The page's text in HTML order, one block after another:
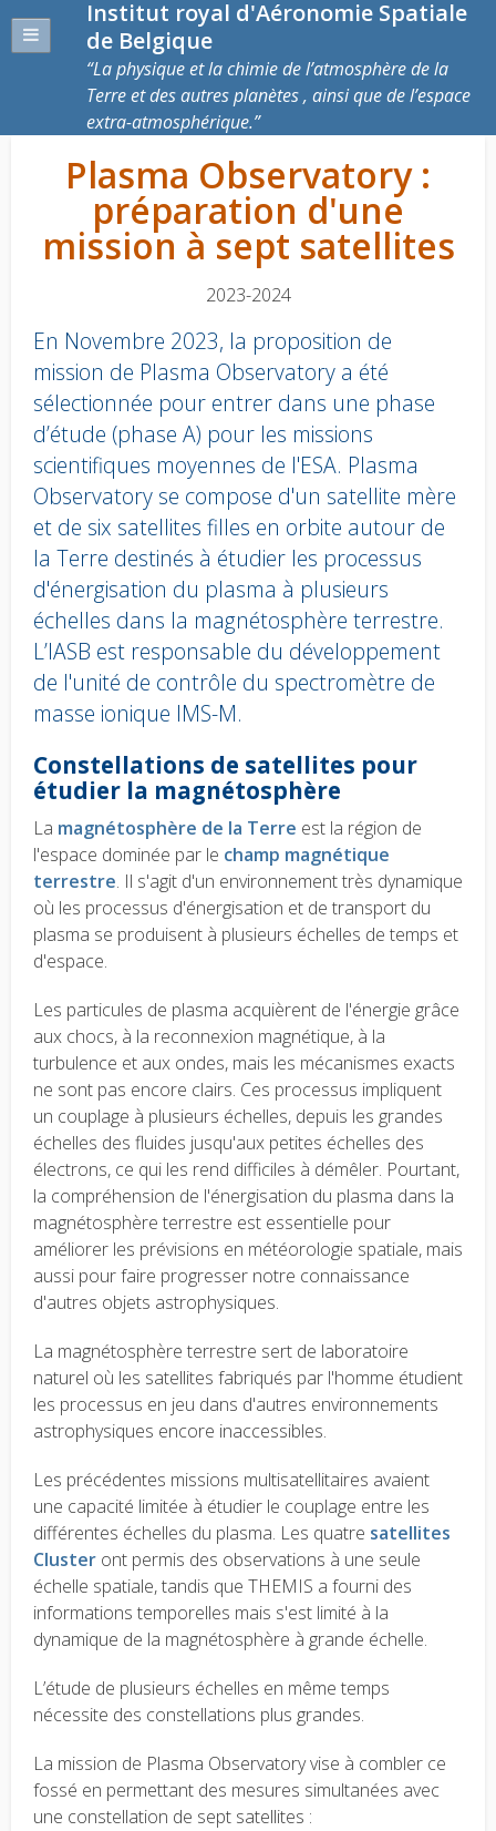
Institut royal d'Aéronomie Spatiale
de Belgique
La physique et la chimie de l’atmosphère de la
Terre et des autres planètes , ainsi que de l’espace
extra-atmosphérique.
Plasma Observatory :
préparation d'une
mission à sept satellites
2023-2024
En Novembre 2023, la proposition de
mission de Plasma Observatory a été
sélectionnée pour entrer dans une phase
d’étude (phase A) pour les missions
scientifiques moyennes de l'ESA. Plasma
Observatory se compose d'un satellite mère
et de six satellites filles en orbite autour de
la Terre destinés à étudier les processus
d'énergisation du plasma à plusieurs
échelles dans la magnétosphère terrestre.
L’IASB est responsable du développement
de l'unité de contrôle du spectromètre de
masse ionique IMS-M.
Body
text
Constellations de satellites pour
étudier la magnétosphère
La magnétosphère de la Terre est la région de
l'espace dominée par le champ magnétique
terrestre. Il s'agit d'un environnement très dynamique
où les processus d'énergisation et de transport du
plasma se produisent à plusieurs échelles de temps et
d'espace.
Les particules de plasma acquièrent de l'énergie grâce
aux chocs, à la reconnexion magnétique, à la
turbulence et aux ondes, mais les mécanismes exacts
ne sont pas encore clairs. Ces processus impliquent
un couplage à plusieurs échelles, depuis les grandes
échelles des fluides jusqu'aux petites échelles des
électrons, ce qui les rend difficiles à démêler. Pourtant,
la compréhension de l'énergisation du plasma dans la
magnétosphère terrestre est essentielle pour
améliorer les prévisions en météorologie spatiale, mais
aussi pour faire progresser notre connaissance
d'autres objets astrophysiques.
La magnétosphère terrestre sert de laboratoire
naturel où les satellites fabriqués par l'homme étudient
les processus en jeu dans d'autres environnements
astrophysiques encore inaccessibles.
Les précédentes missions multisatellitaires avaient
une capacité limitée à étudier le couplage entre les
différentes échelles du plasma. Les quatre satellites
Cluster ont permis des observations à une seule
échelle spatiale, tandis que THEMIS a fourni des
informations temporelles mais s'est limité à la
dynamique de la magnétosphère à grande échelle.
L’étude de plusieurs échelles en même temps
nécessite des constellations plus grandes.
La mission de Plasma Observatory vise à combler ce
fossé en permettant des mesures simultanées avec
une constellation de sept satellites :